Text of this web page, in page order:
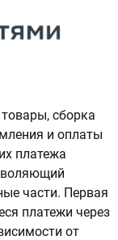
сборка
и оплаты
платежа
части. Первая
платежи через
от